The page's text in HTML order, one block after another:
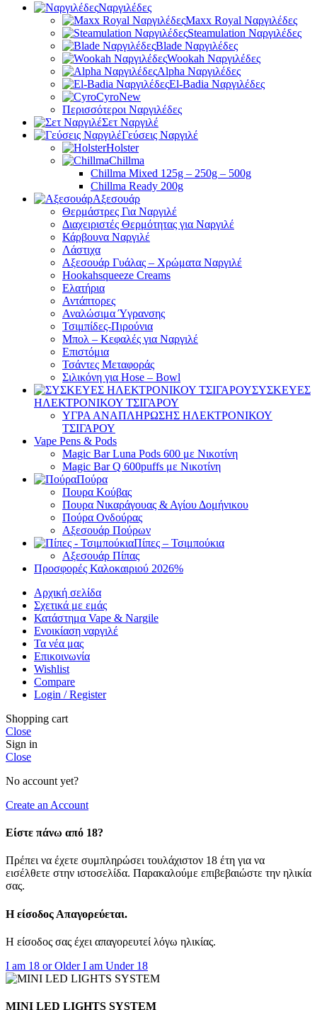
Ναργιλέδες
Maxx Royal Ναργιλέδες
Steamulation Ναργιλέδες
Blade Ναργιλέδες
Wookah Ναργιλέδες
Alpha Ναργιλέδες
El-Badia Ναργιλέδες
CyroNew
Περισσότεροι Ναργιλέδες
Σετ Ναργιλέ
Γεύσεις Ναργιλέ
Holster
Chillma
Chillma Mixed 125g – 250g – 500g
Chillma Ready 200g
Αξεσουάρ
Θερμάστρες Για Ναργιλέ
Διαχειριστές Θερμότητας για Ναργιλέ
Κάρβουνα Ναργιλέ
Λάστιχα
Αξεσουάρ Γυάλας – Χρώματα Ναργιλέ
Hookahsqueeze Creams
Ελατήρια
Αντάπτορες
Αναλώσιμα Ύγρανσης
Τσιμπίδες-Πιρούνια
Μπολ – Κεφαλές για Ναργιλέ
Επιστόμια
Τσάντες Μεταφοράς
Σιλικόνη για Hose – Bowl
ΣΥΣΚΕΥΕΣ
ΗΛΕΚΤΡΟΝΙΚΟΥ ΤΣΙΓΑΡΟΥ
ΥΓΡΑ ΑΝΑΠΛΗΡΩΣΗΣ ΗΛΕΚΤΡΟΝΙΚΟΥ
ΤΣΙΓΑΡΟΥ
Vape Pens & Pods
Magic Bar Luna Pods 600 με Νικοτίνη
Magic Bar Q 600puffs με Νικοτίνη
Πούρα
Πουρα Kούβας
Πουρα Νικαράγουας & Αγίου Δομήνικου
Πούρα Ονδούρας
Αξεσουάρ Πούρων
Πίπες – Τσιμπούκια
Αξεσουάρ Πίπας
Προσφορές Καλοκαιριού 2026%
Αρχική σελίδα
Σχετικά με εμάς
Κατάστημα Vape & Nargile
Ενοικίαση ναργιλέ
Τα νέα μας
Επικοινωνία
Wishlist
Compare
Login / Register
Shopping cart
Close
Sign in
Close
No account yet?
Create an Account
Είστε πάνω από 18?
Πρέπει να έχετε συμπληρώσει τουλάχιστον 18 έτη για να
εισέλθετε στην ιστοσελίδα. Παρακαλούμε επιβεβαιώστε την ηλικία
σας.
Η είσοδος Απαγορεύεται.
Η είσοδος σας έχει απαγορευτεί λόγω ηλικίας.
I am 18 or OlderI am Under 18
MINI LED LIGHTS SYSTEM